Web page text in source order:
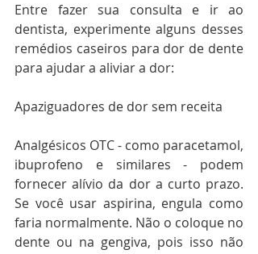
Entre fazer sua consulta e ir ao
dentista, experimente alguns desses
remédios caseiros para dor de dente
para ajudar a aliviar a dor:
Apaziguadores de dor sem receita
Analgésicos OTC - como paracetamol,
ibuprofeno e similares - podem
fornecer alívio da dor a curto prazo.
Se você usar aspirina, engula como
faria normalmente. Não o coloque no
dente ou na gengiva, pois isso não